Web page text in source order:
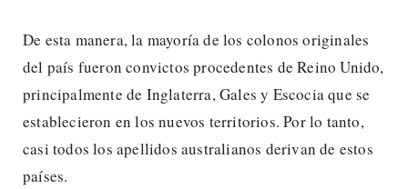
De esta manera, la mayoría de los colonos originales
del país fueron convictos procedentes de Reino Unido,
principalmente de Inglaterra, Gales y Escocia que se
establecieron en los nuevos territorios. Por lo tanto,
casi todos los apellidos australianos derivan de estos
países.